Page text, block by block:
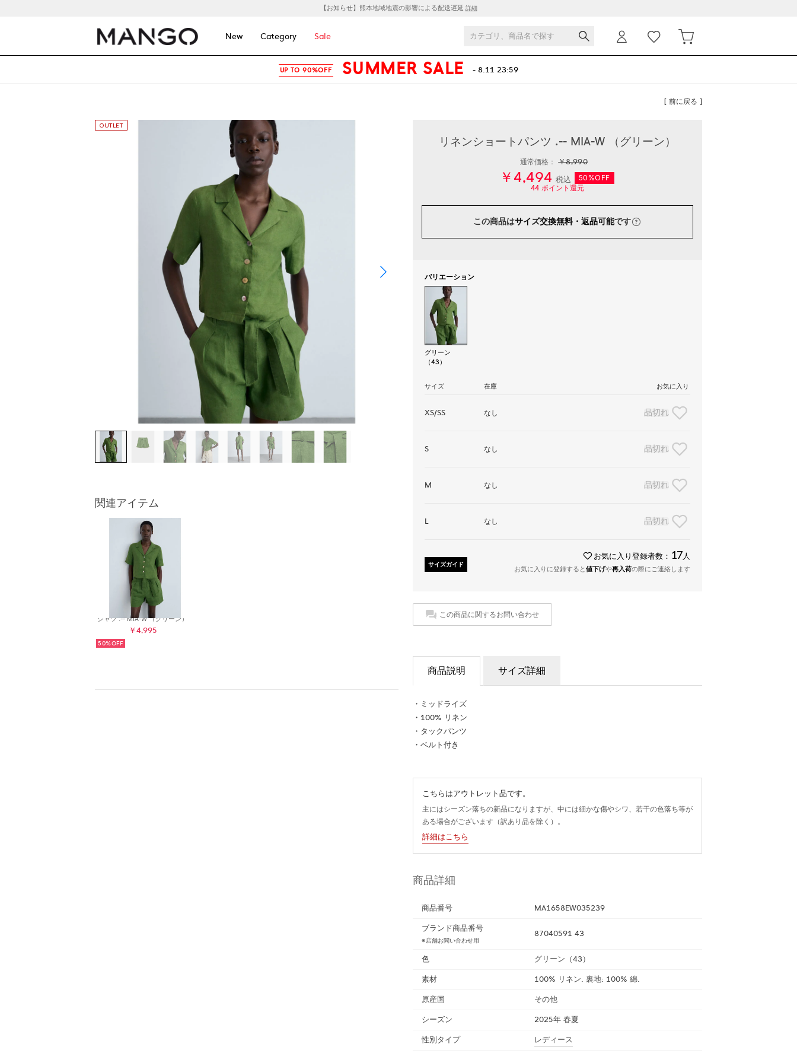
【お知らせ】熊本地域地震の影響による配送遅延 詳細
New Category Sale
UP TO 90%OFF SUMMER SALE - 8.11 23:59
[ 前に戻る ]
関連アイテム
シャツ .-- MIA-W （グリーン）
￥4,995
50%
リネンショートパンツ .-- MIA-W （グリーン）
通常価格：￥8,990
￥4,494 税込
50%OFF
44 ポイント還元
この商品はサイズ交換無料・返品可能です
バリエーション
グリーン
（43）
サイズ 在庫 お気に入り
XS/SS なし 品切れ
S なし 品切れ
M なし 品切れ
L なし 品切れ
サイズガイド
お気に入り登録者数： 17 人
お気に入りに登録すると値下げや再入荷の際にご連絡します
この商品に関するお問い合わせ
商品説明 サイズ詳細
・ミッドライズ
・100% リネン
・タックパンツ
・ベルト付き
こちらはアウトレット品です。
主にはシーズン落ちの新品になりますが、中には細かな傷やシワ、若干の色落ち等が
ある場合がございます（訳あり品を除く）。
詳細はこちら
商品詳細
商品番号
MA1658EW035239
ブランド商品番号
※店舗お問い合わせ用
87040591 43
色
グリーン（43）
素材
100% リネン. 裏地: 100% 綿.
原産国
その他
シーズン
2025年 春夏
性別タイプ
レディース